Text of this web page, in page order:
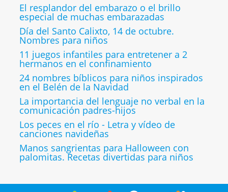
El resplandor del embarazo o el brillo
especial de muchas embarazadas
Día del Santo Calixto, 14 de octubre.
Nombres para niños
11 juegos infantiles para entretener a 2
hermanos en el confinamiento
24 nombres bíblicos para niños inspirados
en el Belén de la Navidad
La importancia del lenguaje no verbal en la
comunicación padres-hijos
Los peces en el río - Letra y vídeo de
canciones navideñas
Manos sangrientas para Halloween con
palomitas. Recetas divertidas para niños